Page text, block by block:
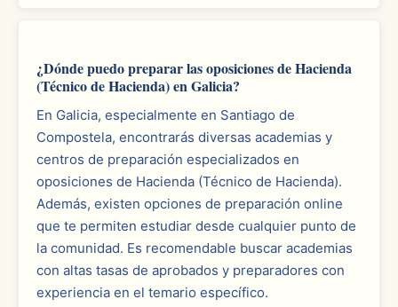
¿Dónde puedo preparar las oposiciones de Hacienda
(Técnico de Hacienda) en Galicia?
En Galicia, especialmente en Santiago de
Compostela, encontrarás diversas academias y
centros de preparación especializados en
oposiciones de Hacienda (Técnico de Hacienda).
Además, existen opciones de preparación online
que te permiten estudiar desde cualquier punto de
la comunidad. Es recomendable buscar academias
con altas tasas de aprobados y preparadores con
experiencia en el temario específico.